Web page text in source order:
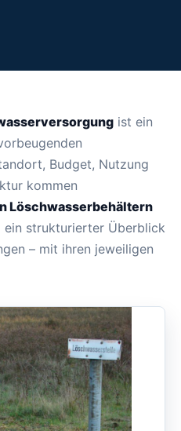
ist ein
Budget, Nutzung
kommen
Löschwasserbehältern
ein strukturierter Überblick
– mit ihren jeweiligen